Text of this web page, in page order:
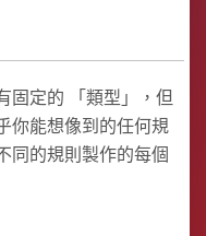
固定的 「類型」，但
你能想像到的任何規
同的規則製作的每個